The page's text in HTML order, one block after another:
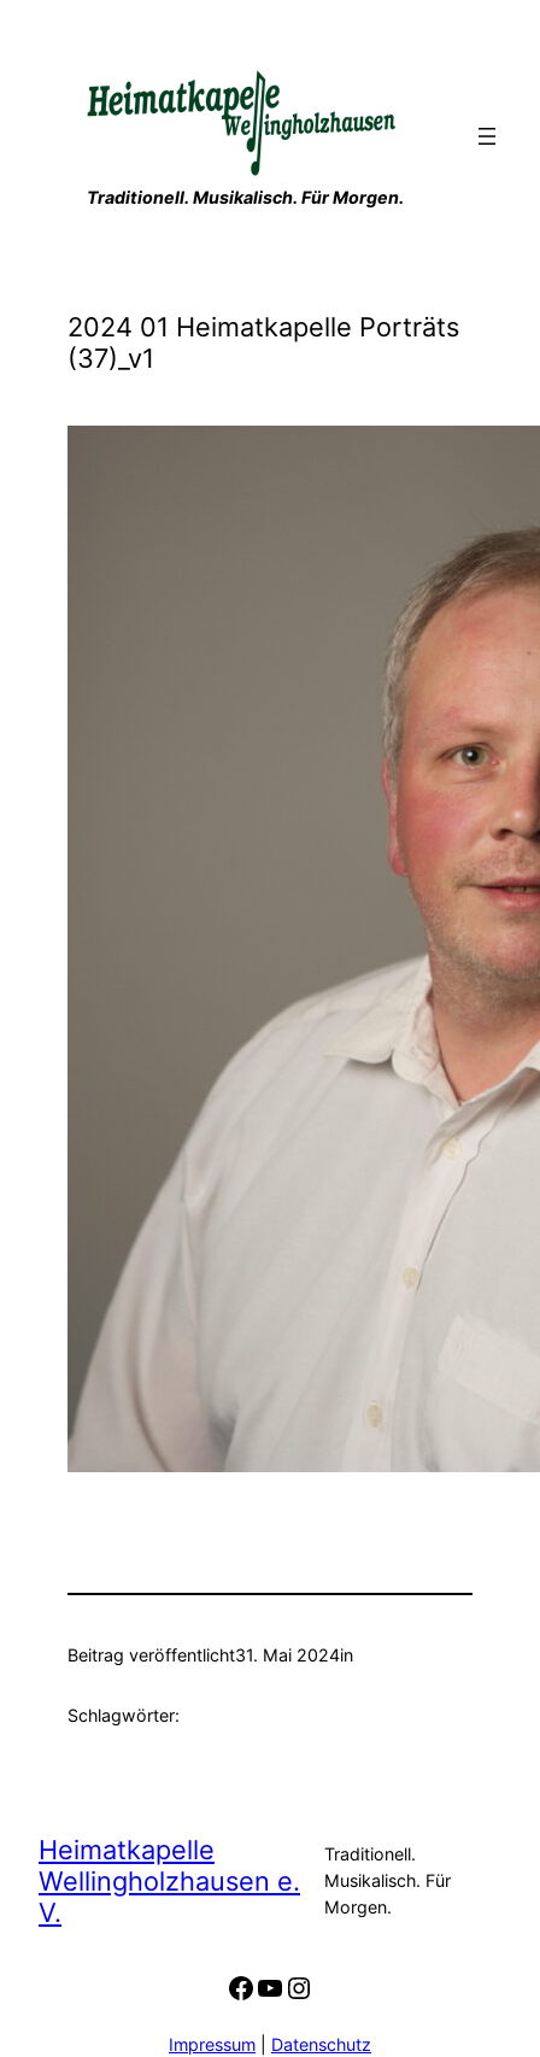
Traditionell. Musikalisch. Für Morgen.
2024 01 Heimatkapelle Porträts
(37)_v1
Beitrag veröffentlicht31. Mai 2024in
Schlagwörter:
Heimatkapelle
Wellingholzhausen e.
V.
Traditionell.
Musikalisch. Für
Morgen.
Facebook
YouTube
Instagram
Impressum Datenschutz